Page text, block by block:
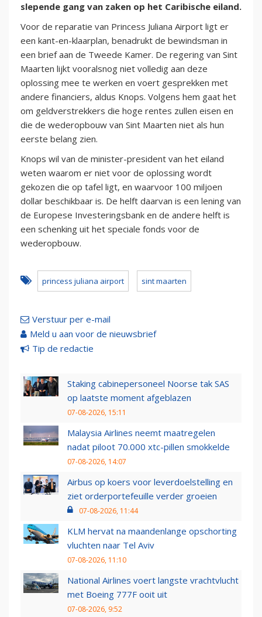
slepende gang van zaken op het Caribische eiland.
Voor de reparatie van Princess Juliana Airport ligt er
een kant-en-klaarplan, benadrukt de bewindsman in
een brief aan de Tweede Kamer. De regering van Sint
Maarten lijkt vooralsnog niet volledig aan deze
oplossing mee te werken en voert gesprekken met
andere financiers, aldus Knops. Volgens hem gaat het
om geldverstrekkers die hoge rentes zullen eisen en
die de wederopbouw van Sint Maarten niet als hun
eerste belang zien.
Knops wil van de minister-president van het eiland
weten waarom er niet voor de oplossing wordt
gekozen die op tafel ligt, en waarvoor 100 miljoen
dollar beschikbaar is. De helft daarvan is een lening van
de Europese Investeringsbank en de andere helft is
een schenking uit het speciale fonds voor de
wederopbouw.
princess juliana airport sint maarten
Verstuur per e-mail
Meld u aan voor de nieuwsbrief
Tip de redactie
Staking cabinepersoneel Noorse tak SAS
op laatste moment afgeblazen
07-08-2026, 15:11
Malaysia Airlines neemt maatregelen
nadat piloot 70.000 xtc-pillen smokkelde
07-08-2026, 14:07
Airbus op koers voor leverdoelstelling en
ziet orderportefeuille verder groeien
07-08-2026, 11:44
KLM hervat na maandenlange opschorting
vluchten naar Tel Aviv
07-08-2026, 11:10
National Airlines voert langste vrachtvlucht
met Boeing 777F ooit uit
07-08-2026, 9:52